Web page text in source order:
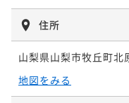
住所
山梨県山梨市牧丘町北
地図をみる